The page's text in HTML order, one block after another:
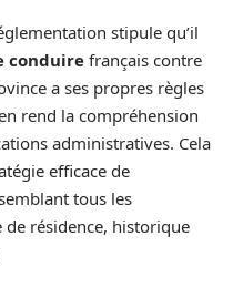
stipule qu’il
conduirefrançais contre
a ses propres règles
rend la compréhension
administratives. Cela
efficace de
tous les
de résidence, historique